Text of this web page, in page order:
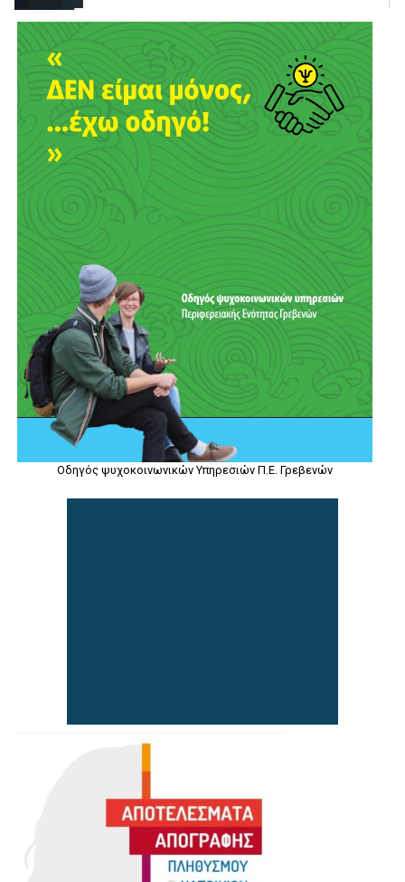
Οδηγός ψυχοκοινωνικών Υπηρεσιών Π.Ε. Γρεβενών